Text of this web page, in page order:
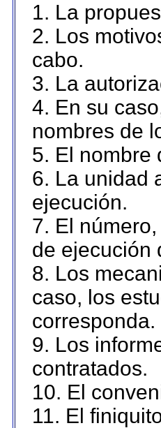
1. La
2. Los
cabo.
3. La
4. En su
nombres de
5. El nombre
6. La unidad
ejecución.
7. El
de ejecución
8. Los
caso, los
corresponda.
9. Los
contratados.
10. El
11. El